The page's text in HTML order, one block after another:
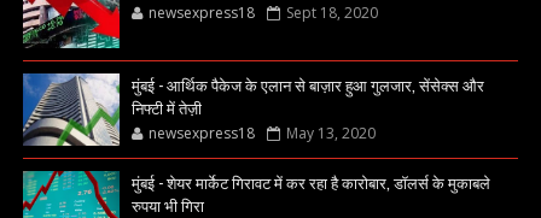
newsexpress18 Sept 18, 2020
मुंबई - आर्थिक पैकेज के एलान से बाज़ार हुआ गुलजार, सेंसेक्स और
निफ्टी में तेज़ी
newsexpress18 May 13, 2020
मुंबई - शेयर मार्केट गिरावट में कर रहा है कारोबार, डॉलर्स के मुकाबले
रुपया भी गिरा